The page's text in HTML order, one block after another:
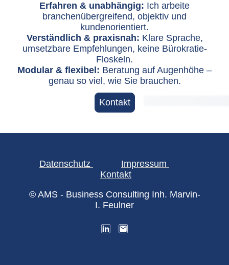
Erfahren & unabhängig: Ich arbeite
branchenübergreifend, objektiv und
kundenorientiert.
Verständlich & praxisnah: Klare Sprache,
umsetzbare Empfehlungen, keine Bürokratie-
Floskeln.
Modular & flexibel: Beratung auf Augenhöhe –
genau so viel, wie Sie brauchen.
Kontakt
Datenschutz
Impressum
Kontakt
© AMS - Business Consulting Inh. Marvin-
I. Feulner